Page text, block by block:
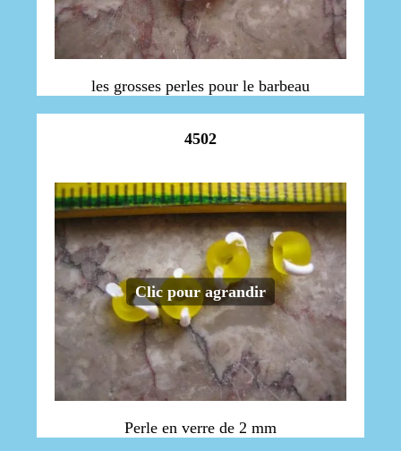
les grosses perles pour le barbeau
4502
Clic pour agrandir
Perle en verre de 2 mm